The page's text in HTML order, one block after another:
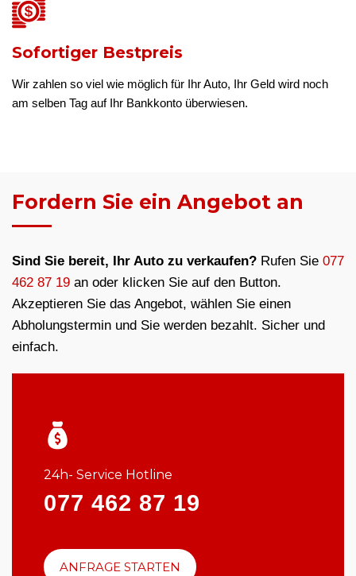
Sofortiger Bestpreis
Wir zahlen so viel wie möglich für Ihr Auto, Ihr Geld wird noch
am selben Tag auf Ihr Bankkonto überwiesen.
Fordern Sie ein Angebot an
Sind Sie bereit, Ihr Auto zu verkaufen? Rufen Sie 077
462 87 19 an oder klicken Sie auf den Button.
Akzeptieren Sie das Angebot, wählen Sie einen
Abholungstermin und Sie werden bezahlt. Sicher und
einfach.
24h- Service Hotline
077 462 87 19
ANFRAGE STARTEN